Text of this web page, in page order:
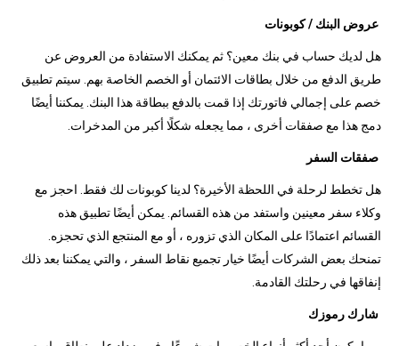
عروض البنك / كوبونات
هل لديك حساب في بنك معين؟ ثم يمكنك الاستفادة من العروض عن
طريق الدفع من خلال بطاقات الائتمان أو الخصم الخاصة بهم. سيتم تطبيق
خصم على إجمالي فاتورتك إذا قمت بالدفع ببطاقة هذا البنك. يمكننا أيضًا
دمج هذا مع صفقات أخرى ، مما يجعله شكلًا أكبر من المدخرات.
صفقات السفر
هل تخطط لرحلة في اللحظة الأخيرة؟ لدينا كوبونات لك فقط. احجز مع
وكلاء سفر معينين واستفد من هذه القسائم. يمكن أيضًا تطبيق هذه
القسائم اعتمادًا على المكان الذي تزوره ، أو مع المنتجع الذي تحجزه.
تمنحك بعض الشركات أيضًا خيار تجميع نقاط السفر ، والتي يمكننا بعد ذلك
إنفاقها في رحلتك القادمة.
شارك رموزك